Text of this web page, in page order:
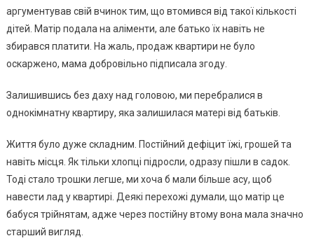
аргументував свій вчинок тим, що втомився від такої кількості
дітей. Матір подала на аліменти, але батько їх навіть не
збирався платити. На жаль, продаж квартири не було
оскаржено, мама добровільно підписала згоду.
Залишившись без даху над головою, ми перебралися в
однокімнатну квартиру, яка залишилася матері від батьків.
Життя було дуже складним. Постійний дефіцит їжі, грошей та
навіть місця. Як тільки хлопці підросли, одразу пішли в садок.
Тоді стало трошки легше, ми хоча б мали більше асу, щоб
навести лад у квартирі. Деякі перехожі думали, що матір це
бабуся трійнятам, адже через постійну втому вона мала значно
старший вигляд.